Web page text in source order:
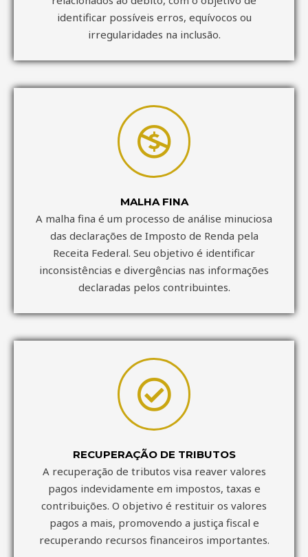
identificar possíveis erros, equívocos ou
irregularidades na inclusão.
MALHA FINA
A malha fina é um processo de análise minuciosa
das declarações de Imposto de Renda pela
Receita Federal. Seu objetivo é identificar
inconsistências e divergências nas informações
declaradas pelos contribuintes.
RECUPERAÇÃO DE TRIBUTOS
A recuperação de tributos visa reaver valores
pagos indevidamente em impostos, taxas e
contribuições. O objetivo é restituir os valores
pagos a mais, promovendo a justiça fiscal e
recuperando recursos financeiros importantes.